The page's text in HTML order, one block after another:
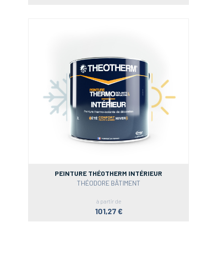
PEINTURE THÉOTHERM INTÉRIEUR
THÉODORE BÂTIMENT
à partir de
101,27 €